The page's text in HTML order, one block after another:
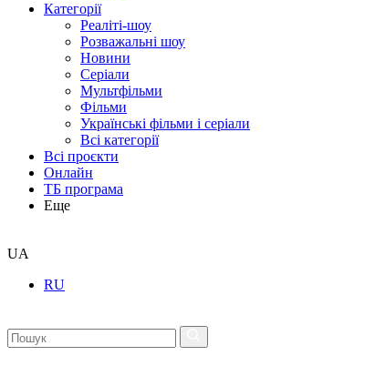
Категорії
Реаліті-шоу
Розважальні шоу
Новини
Серіали
Мультфільми
Фільми
Українські фільми і серіали
Всі категорії
Всі проєкти
Онлайн
ТБ програма
Еще
UA
RU